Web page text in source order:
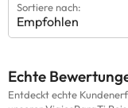
Sortiere nach:
Empfohlen
Echte
Entdeckt echte